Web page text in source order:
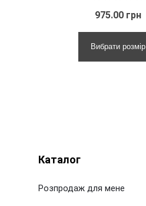
975.00 грн
Вибрати розмір
Каталог
Розпродаж для мене